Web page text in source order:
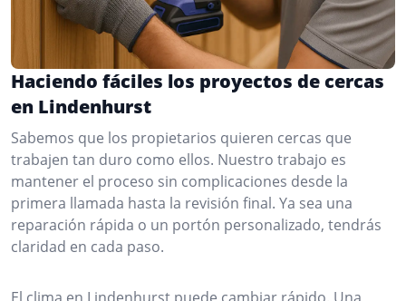
Haciendo fáciles los proyectos de cercas
en Lindenhurst
Sabemos que los propietarios quieren cercas que
trabajen tan duro como ellos. Nuestro trabajo es
mantener el proceso sin complicaciones desde la
primera llamada hasta la revisión final. Ya sea una
reparación rápida o un portón personalizado, tendrás
claridad en cada paso.